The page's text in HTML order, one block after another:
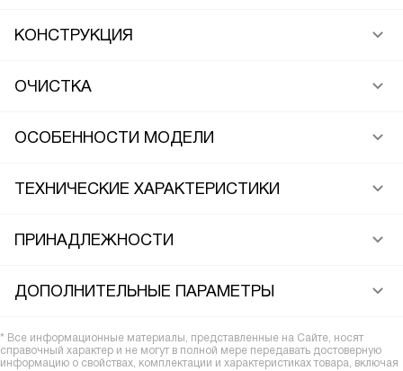
КОНСТРУКЦИЯ
ОЧИСТКА
ОСОБЕННОСТИ МОДЕЛИ
ТЕХНИЧЕСКИЕ ХАРАКТЕРИСТИКИ
ПРИНАДЛЕЖНОСТИ
ДОПОЛНИТЕЛЬНЫЕ ПАРАМЕТРЫ
* Все информационные материалы, представленные на Сайте, носят
справочный характер и не могут в полной мере передавать достоверную
информацию о свойствах, комплектации и характеристиках товара, включая